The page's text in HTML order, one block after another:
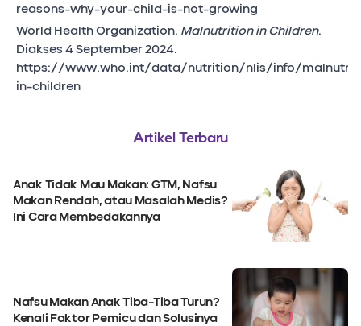
reasons-why-your-child-is-not-growing
World Health Organization. Malnutrition in Children.
Diakses 4 September 2024.
https://www.who.int/data/nutrition/nlis/info/
in-children
Artikel Terbaru
Anak Tidak Mau Makan: GTM, Nafsu
Makan Rendah, atau Masalah Medis?
Ini Cara Membedakannya
Nafsu Makan Anak Tiba-Tiba Turun?
Kenali Faktor Pemicu dan Solusinya